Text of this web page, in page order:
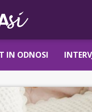
IN ODNOSI